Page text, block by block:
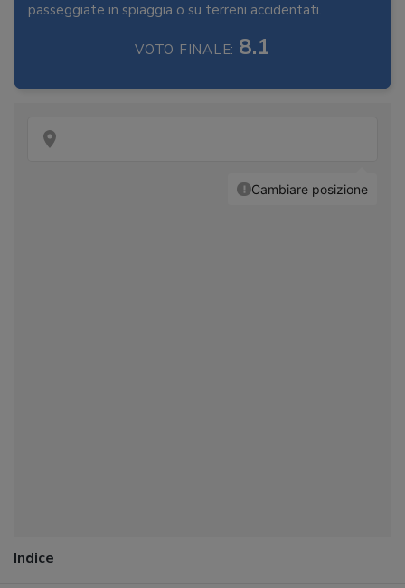
passeggiate in spiaggia o su terreni accidentati.
VOTO FINALE: 8.1
Indice